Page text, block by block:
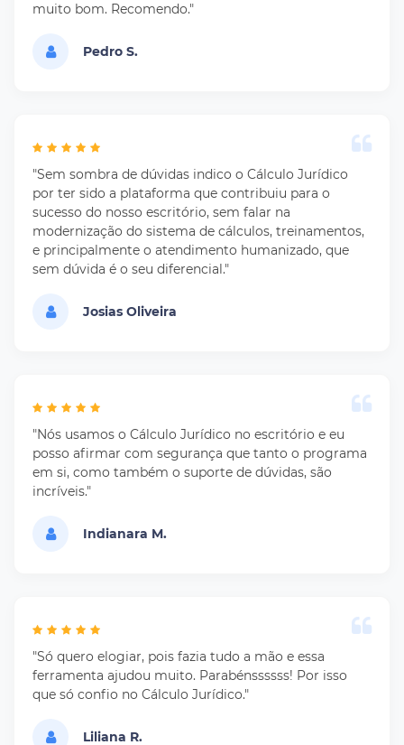
muito bom. Recomendo."
Pedro S.
"Sem sombra de dúvidas indico o Cálculo Jurídico
por ter sido a plataforma que contribuiu para o
sucesso do nosso escritório, sem falar na
modernização do sistema de cálculos, treinamentos,
e principalmente o atendimento humanizado, que
sem dúvida é o seu diferencial."
Josias Oliveira
"Nós usamos o Cálculo Jurídico no escritório e eu
posso afirmar com segurança que tanto o programa
em si, como também o suporte de dúvidas, são
incríveis."
Indianara M.
"Só quero elogiar, pois fazia tudo a mão e essa
ferramenta ajudou muito. Parabénssssss! Por isso
que só confio no Cálculo Jurídico."
Liliana R.